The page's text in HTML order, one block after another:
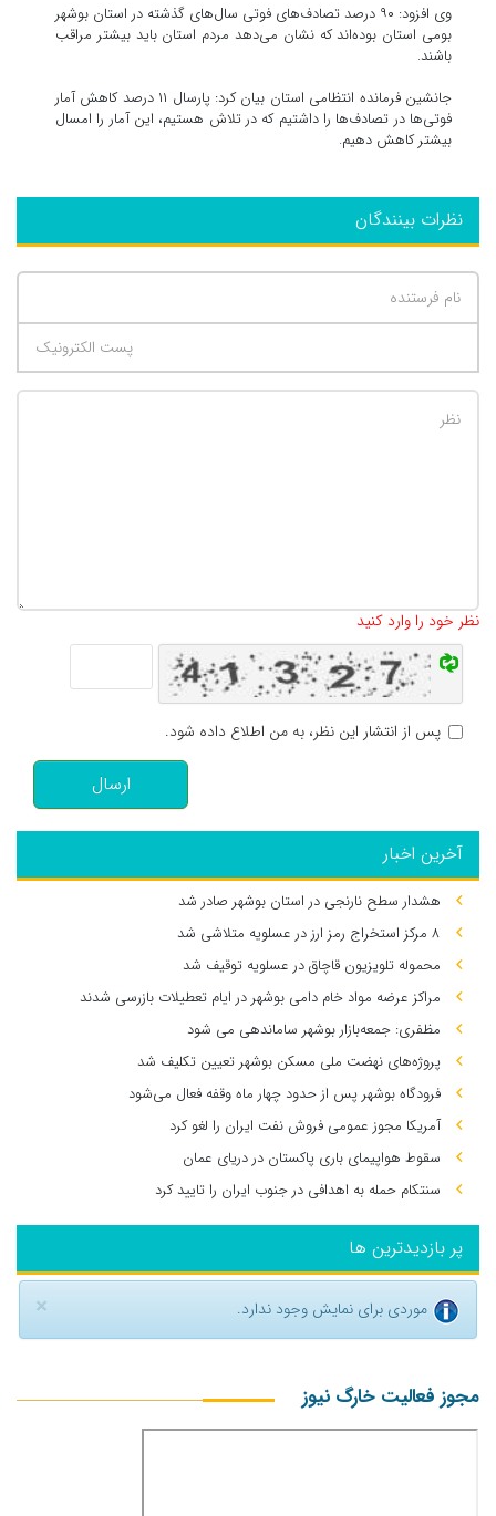
وی افزود: ۹۰ درصد تصادف‌های فوتی سال‌های گذشته در استان بوشهر
بومی استان بوده‌اند که نشان می‌دهد مردم استان باید بیشتر مراقب
باشند.
جانشین فرمانده انتظامی استان بیان کرد: پارسال ۱۱ درصد کاهش آمار
فوتی‌ها در تصادف‌ها را داشتیم که در تلاش هستیم، این آمار را امسال
بیشتر کاهش دهیم.
نظرات بینندگان
نظر خود را وارد کنید
پس از انتشار این نظر، به من اطلاع داده شود.
ارسال
آخرین اخبار
هشدار سطح نارنجی در استان بوشهر صادر شد
۸ مرکز استخراج رمز ارز در عسلویه متلاشی شد
محموله تلویزیون قاچاق در عسلویه توقیف شد
مراکز عرضه مواد خام دامی بوشهر در ایام تعطیلات بازرسی شدند
مظفری: جمعه‌بازار بوشهر ساماندهی می‌ شود
پروژه‌های نهضت ملی مسکن بوشهر تعیین تکلیف شد
فرودگاه بوشهر پس از حدود چهار ماه وقفه فعال می‌شود
آمریکا مجوز عمومی فروش نفت ایران را لغو کرد
سقوط هواپیمای باری پاکستان در دریای عمان
سنتکام حمله به اهدافی در جنوب ایران را تایید کرد
پر بازدیدترین ها
× موردی برای نمایش وجود ندارد.
مجوز فعالیت خارگ نیوز